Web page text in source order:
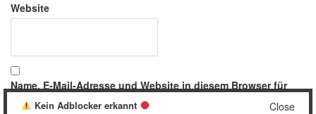
Website
Name, E-Mail-Adresse und Website in diesem Browser für
meinen nächsten Kommentar speichern.
Close
Kein Adblocker erkannt